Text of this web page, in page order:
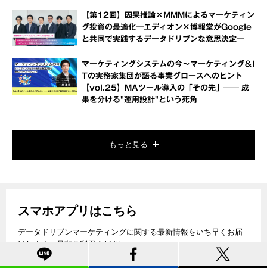
【第12回】因果推論×MMMによるマーケティン
グ投資の最適化―エディオン×博報堂がGoogle
と共同で実践するデータドリブンな意思決定―
マーケティングシステムの今～マーケティング＆I
Tの実務家集団が語る事業グロースへのヒント
【vol.25】MAツール導入の「その先」── 成
果を分ける"運用設計"という死角
もっと見る
スマホアプリはこちら
データドリブンマーケティングに関する最新情報をいち早くお届
けします。是非ご利用ください。